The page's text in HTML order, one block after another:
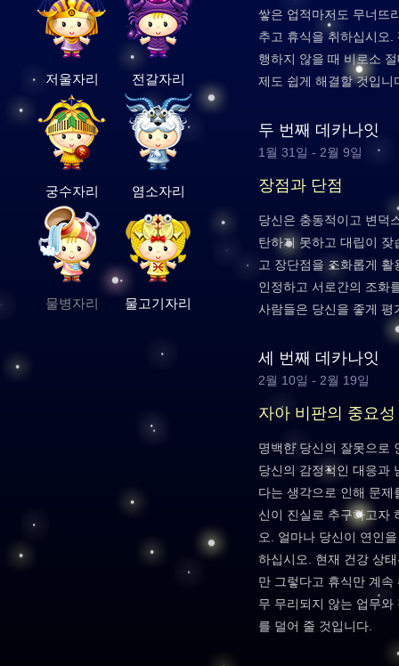
저울자리 전갈자리
궁수자리 염소자리
물병자리 물고기자리
쌓은 업적마저도 무너뜨
추고 휴식을 취하십시오
행하지 않을 때 비로소
제도 쉽게 해결할 것입니
두 번째 데카나잇
1월 31일 - 2월 9일
장점과 단점
당신은 충동적이고 변덕
탄하지 못하고 대립이
고 장단점을 조화롭게
인정하고 서로간의 조화
사람들은 당신을 좋게 평
세 번째 데카나잇
2월 10일 - 2월 19일
자아 비판의 중요성
명백한 당신의 잘못으로
당신의 감정적인 대응과
다는 생각으로 인해 문
신이 진실로 추구하고자
오. 얼마나 당신이 연인
하십시오. 현재 건강 상
만 그렇다고 휴식만 계
무 무리되지 않는 업무
를 덜어 줄 것입니다.